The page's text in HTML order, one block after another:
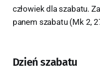
człowiek dla szabatu.
panem szabatu (Mk 2,
Dzień szabatu